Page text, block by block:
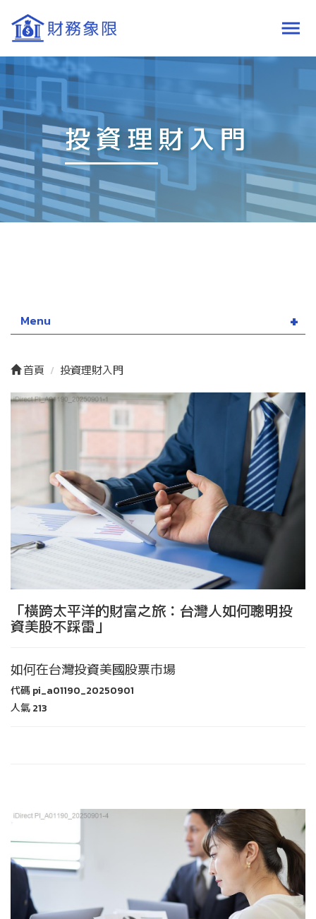
投資理財入門
Menu
首頁 投資理財入門
「橫跨太平洋的財富之旅：台灣人如何聰明投
資美股不踩雷」
如何在台灣投資美國股票市場
代碼pi_a01190_20250901
人氣213